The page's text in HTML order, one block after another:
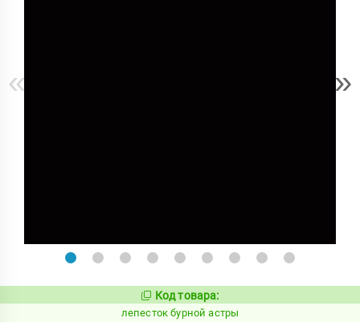
« »
Код:
860331
Код товара:
лепесток бурной астры